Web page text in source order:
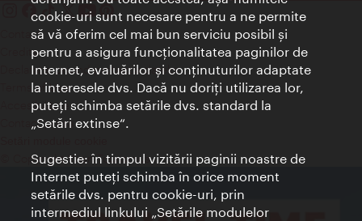
Contact
Credits
Declaraţie privind protecţia datelor
Terms of Use
Accesibilitate
Contact presa
© Copyright Wien Tourismus
cookie-uri sunt necesare pentru a ne permite
să vă oferim cel mai bun serviciu posibil şi
pentru a asigura funcţionalitatea paginilor de
Internet, evaluărilor şi conţinuturilor adaptate
la interesele dvs. Dacă nu doriţi utilizarea lor,
puteţi schimba setările dvs. standard la
„Setări extinse“.
Sugestie: în timpul vizitării paginii noastre de
Internet puteţi schimba în orice moment
setările dvs. pentru cookie-uri, prin
intermediul linkului „Setările modulelor